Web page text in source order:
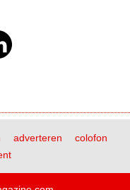
adverteren
colofon